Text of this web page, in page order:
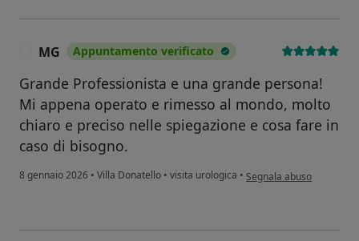
MG Appuntamento verificato
Grande Professionista e una grande persona!
Mi appena operato e rimesso al mondo, molto
chiaro e preciso nelle spiegazione e cosa fare in
caso di bisogno.
8 gennaio 2026 • Villa Donatello • visita urologica • secondo l'opinione
Segnala abuso